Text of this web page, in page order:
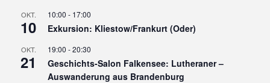
OKT.
10
10:00 - 17:00
Exkursion: Kliestow/Frankurt (Oder)
OKT.
21
19:00 -20:30
Geschichts-Salon Falkensee: Lutheraner –
Auswanderung aus Brandenburg